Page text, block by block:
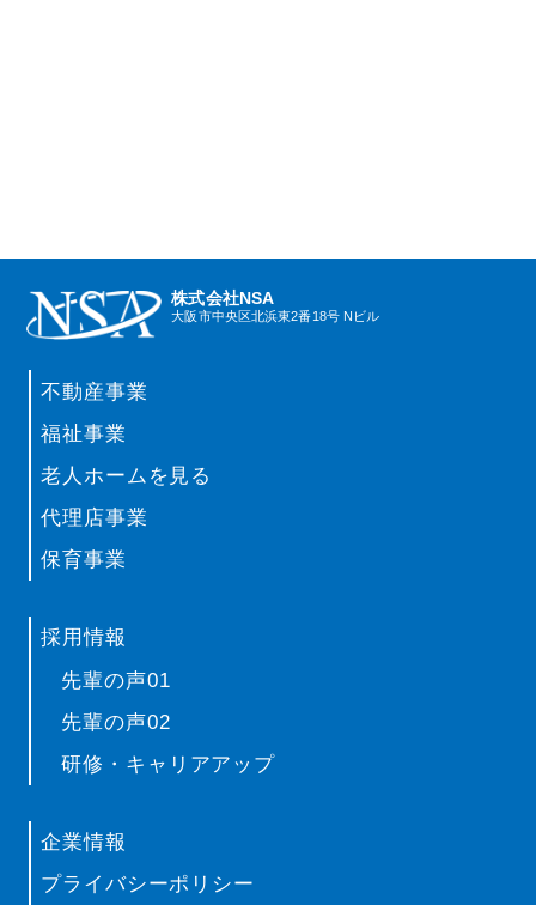
株式会社NSA
大阪市中央区北浜東2番18号 Nビル
不動産事業
福祉事業
老人ホームを見る
代理店事業
保育事業
採用情報
先輩の声01
先輩の声02
研修・キャリアアップ
企業情報
プライバシーポリシー